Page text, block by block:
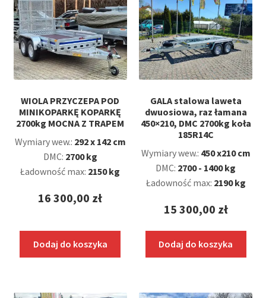
WIOLA PRZYCZEPA POD
MINIKOPARKĘ KOPARKĘ
2700kg MOCNA Z TRAPEM
Wymiary wew.: 292 x 142 cm
DMC: 2700 kg
Ładowność max: 2150 kg
16 300,00 zł
Dodaj do koszyka
GALA stalowa laweta
dwuosiowa, raz łamana
450×210, DMC 2700kg koła
185R14C
Wymiary wew.: 450 x210 cm
DMC: 2700 - 1400 kg
Ładowność max: 2190 kg
15 300,00 zł
Dodaj do koszyka